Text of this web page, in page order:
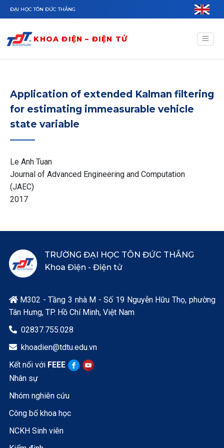
Nhảy đến nội dung
ĐẠI HỌC TÔN ĐỨC THẮNG
KHOA ĐIỆN – ĐIỆN TỬ
Application of extended Kalman filtering
for estimating immeasurable vehicle
state variable
Le Anh Tuan
Journal of Advanced Engineering and Computation
(JAEC)
2017
TRƯỜNG ĐẠI HỌC TÔN ĐỨC THẮNG
Khoa Điện - Điện tử
M302 - Tầng 3 nhà M - Số 19 Nguyễn Hữu Thọ, phường
Tân Hưng, TP. Hồ Chí Minh, Việt Nam
 02837.755.028
 khoadien@tdtu.edu.vn
Kết nối với FEEE
Nhân sự
Nhóm nghiên cứu
Công bố khoa học
NCKH Sinh viên